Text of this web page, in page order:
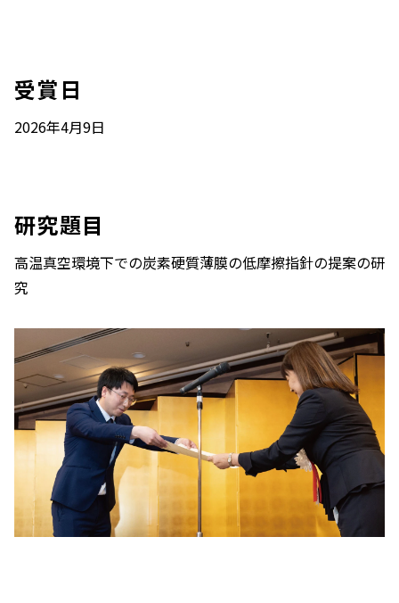
受賞日
2026年4月9日
研究題目
高温真空環境下での炭素硬質薄膜の低摩擦指針の提案の研
究